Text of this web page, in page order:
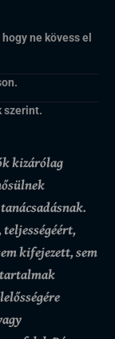
ne kövess el
szerint.
kizárólag
kifejezett, sem